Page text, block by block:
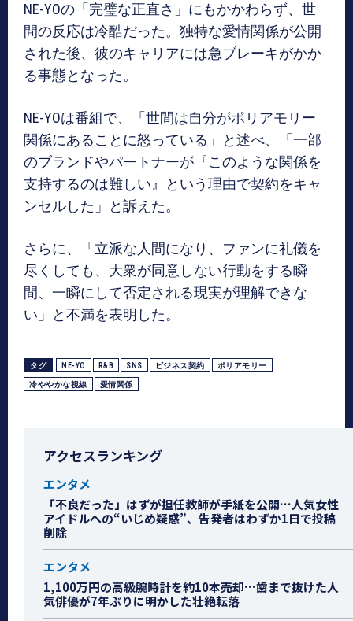
NE-YOの「完璧な正直さ」にもかかわらず、世
間の反応は冷酷だった。独特な愛情関係が公開
された後、彼のキャリアには急ブレーキがかか
る事態となった。
NE-YOは番組で、「世間は自分がポリアモリー
関係にあることに怒っている」と述べ、「一部
のブランドやパートナーが『このような関係を
支持するのは難しい』という理由で契約をキャ
ンセルした」と訴えた。
さらに、「立派な人間になり、ファンに礼儀を
尽くしても、大衆が同意しない行動をする瞬
間、一瞬にして否定される現実が理解できな
い」と不満を表明した。
タグ NE-YO R&B SNS ビジネス契約 ポリアモリー
冷ややかな視線 愛情関係
アクセスランキング
エンタメ
「不良だった」はずが担任教師が手紙を公開…人気女性
アイドルへの“いじめ疑惑”、告発者はわずか1日で投稿
削除
エンタメ
1,100万円の高級腕時計を約10本売却…歯まで抜けた人
気俳優が7年ぶりに明かした壮絶転落